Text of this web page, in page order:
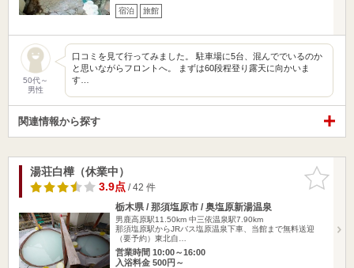
宿泊 旅館
50代～
男性
口コミを見て行ってみました。 駐車場に5台、混んででいるのか
と思いながらフロントへ。 まずは60段程登り露天に向かいま
す…
関連情報から探す
お気に入
りに追加
湯荘白樺（休業中）
3.9点/ 42 件
栃木県 / 那須塩原市 / 奥塩原新湯温泉
男鹿高原駅11.50km 中三依温泉駅7.90km
那須塩原駅からJRバス塩原温泉下車、当館まで無料送迎
（要予約）東北自…
営業時間 10:00～16:00
入浴料金 500円～